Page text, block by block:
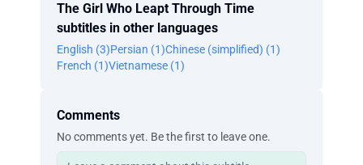
Kau terlalu rasional, kau tidak tahu
isi pikiran gadis. Goro, kau takkan punya
pacar.
Fukamachi?
Karena bintang-bintangnya terlalu indah.
Sudahlah! Kenapa kalian bersikap begini?
The Girl Who Leapt Through Time
subtitles in other languages
English (3)Persian (1)Chinese (simplified) (1)
French (1)Vietnamese (1)
Comments
No comments yet. Be the first to leave one.